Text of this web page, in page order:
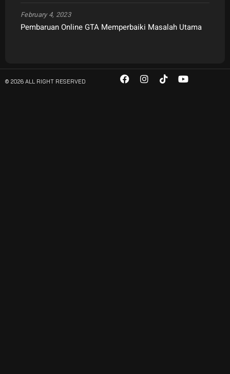
Pembaruan Online GTA Memperbaiki Masalah Utama
February 4, 2023
© 2026 ALL RIGHT RESERVED